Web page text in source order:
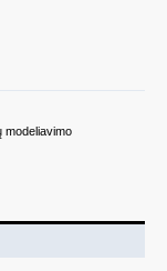
modeliavimo